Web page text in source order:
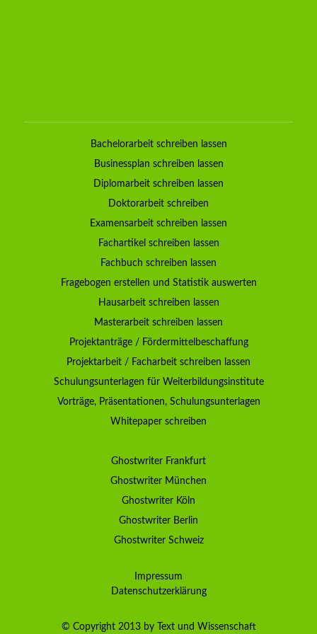
Bachelorarbeit schreiben lassen
Businessplan schreiben lassen
Diplomarbeit schreiben lassen
Doktorarbeit schreiben
Examensarbeit schreiben lassen
Fachartikel schreiben lassen
Fachbuch schreiben lassen
Fragebogen erstellen und Statistik auswerten
Hausarbeit schreiben lassen
Masterarbeit schreiben lassen
Projektanträge / Fördermittelbeschaffung
Projektarbeit / Facharbeit schreiben lassen
Schulungsunterlagen für Weiterbildungsinstitute
Vorträge, Präsentationen, Schulungsunterlagen
Whitepaper schreiben
Ghostwriter Frankfurt
Ghostwriter München
Ghostwriter Köln
Ghostwriter Berlin
Ghostwriter Schweiz
Impressum
Datenschutzerklärung
© Copyright 2013 by Text und Wissenschaft